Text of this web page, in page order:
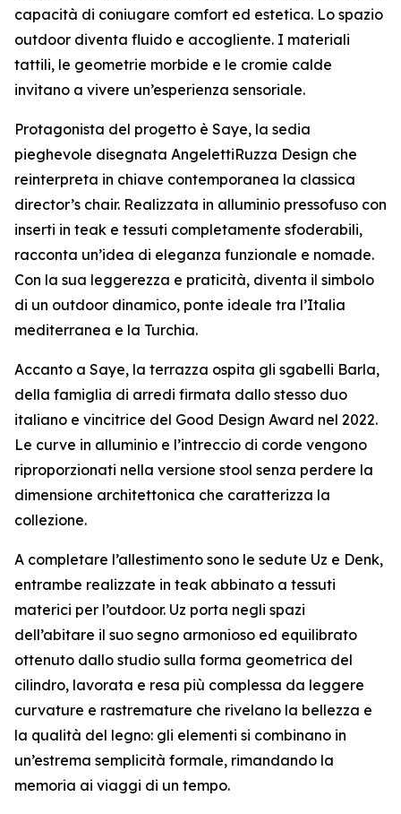
capacità di coniugare comfort ed estetica. Lo spazio
outdoor diventa fluido e accogliente. I materiali
tattili, le geometrie morbide e le cromie calde
invitano a vivere un’esperienza sensoriale.
Protagonista del progetto è Saye, la sedia
pieghevole disegnata AngelettiRuzza Design che
reinterpreta in chiave contemporanea la classica
director’s chair. Realizzata in alluminio pressofuso con
inserti in teak e tessuti completamente sfoderabili,
racconta un’idea di eleganza funzionale e nomade.
Con la sua leggerezza e praticità, diventa il simbolo
di un outdoor dinamico, ponte ideale tra l’Italia
mediterranea e la Turchia.
Accanto a Saye, la terrazza ospita gli sgabelli Barla,
della famiglia di arredi firmata dallo stesso duo
italiano e vincitrice del Good Design Award nel 2022.
Le curve in alluminio e l’intreccio di corde vengono
riproporzionati nella versione stool senza perdere la
dimensione architettonica che caratterizza la
collezione.
A completare l’allestimento sono le sedute Uz e Denk,
entrambe realizzate in teak abbinato a tessuti
materici per l’outdoor. Uz porta negli spazi
dell’abitare il suo segno armonioso ed equilibrato
ottenuto dallo studio sulla forma geometrica del
cilindro, lavorata e resa più complessa da leggere
curvature e rastremature che rivelano la bellezza e
la qualità del legno: gli elementi si combinano in
un’estrema semplicità formale, rimandando la
memoria ai viaggi di un tempo.